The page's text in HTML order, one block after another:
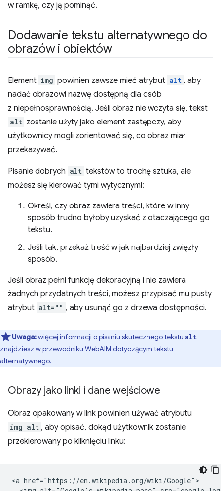
w ramkę, czy ją pominąć.
Dodawanie tekstu alternatywnego do
obrazów i obiektów
Element img powinien zawsze mieć atrybut alt , aby
nadać obrazowi nazwę dostępną dla osób
z niepełnosprawnością. Jeśli obraz nie wczyta się, tekst
alt zostanie użyty jako element zastępczy, aby
użytkownicy mogli zorientować się, co obraz miał
przekazywać.
Pisanie dobrych alt tekstów to trochę sztuka, ale
możesz się kierować tymi wytycznymi:
Określ, czy obraz zawiera treści, które w inny
sposób trudno byłoby uzyskać z otaczającego go
tekstu.
Jeśli tak, przekaż treść w jak najbardziej zwięzły
sposób.
Jeśli obraz pełni funkcję dekoracyjną i nie zawiera
żadnych przydatnych treści, możesz przypisać mu pusty
atrybut alt="" , aby usunąć go z drzewa dostępności.
Uwaga:więcej informacji o pisaniu skutecznego tekstu alt
znajdziesz wprzewodniku WebAIM dotyczącym tekstu
alternatywnego.
Obrazy jako linki i dane wejściowe
Obraz opakowany w link powinien używać atrybutu
img alt , aby opisać, dokąd użytkownik zostanie
przekierowany po kliknięciu linku:
<a href="https://en.wikipedia.org/wiki/Google">